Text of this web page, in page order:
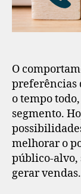
O
preferências
o tempo
segmento.
melhorar o
público-alvo,
gerar vendas.